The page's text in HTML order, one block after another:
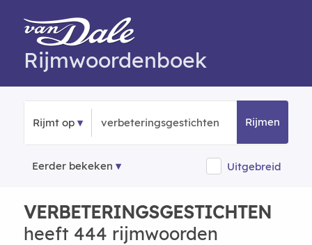
Rijmwoordenboek
Rijmt op Rijmen
Eerder bekeken Uitgebreid
VERBETERINGSGESTICHTEN
heeft 444 rijmwoorden